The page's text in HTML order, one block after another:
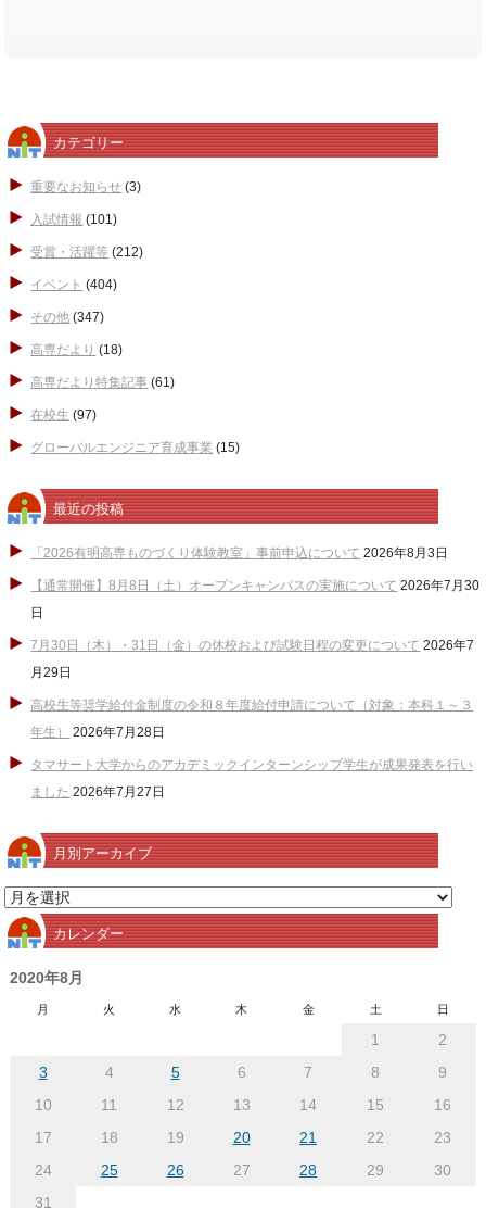
カテゴリー
重要なお知らせ (3)
入試情報 (101)
受賞・活躍等 (212)
イベント (404)
その他 (347)
高専だより (18)
高専だより特集記事 (61)
在校生 (97)
グローバルエンジニア育成事業 (15)
最近の投稿
「2026有明高専ものづくり体験教室」事前申込について 2026年8月3日
【通常開催】8月8日（土）オープンキャンパスの実施について 2026年7月30
日
7月30日（木）・31日（金）の休校および試験日程の変更について 2026年7
月29日
高校生等奨学給付金制度の令和８年度給付申請について（対象：本科１～３
年生）
2026年7月28日
タマサート大学からのアカデミックインターンシップ学生が成果発表を行い
ました 2026年7月27日
月別アーカイブ
月
別
ア
ー
カレンダー
2020年8月
月 火 水 木 金 土 日
1
2
3
4 5 6 7 8
9
10
11 12 13 14 15
16
17
18 19 20 21 22
23
24
25 26 27 28 29
30
31